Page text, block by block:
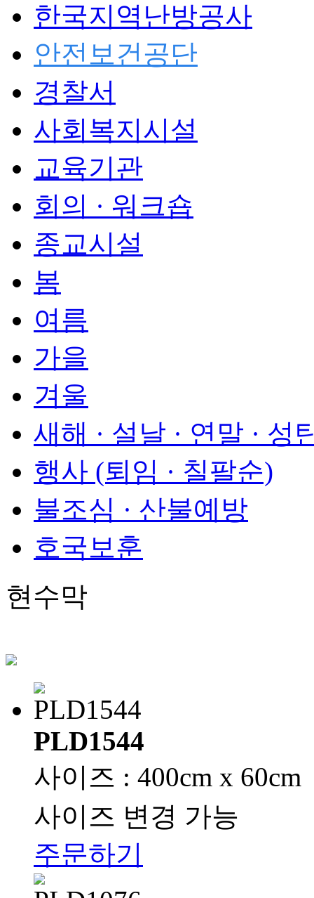
한국지역난방공사
안전보건공단
경찰서
사회복지시설
교육기관
회의 · 워크숍
종교시설
봄
여름
가을
겨울
새해 · 설날 · 연말 · 성
행사 (퇴임 · 칠팔순)
불조심 · 산불예방
호국보훈
현수막
PLD1544
사이즈 : 400cm x 60cm
사이즈 변경 가능
주문하기